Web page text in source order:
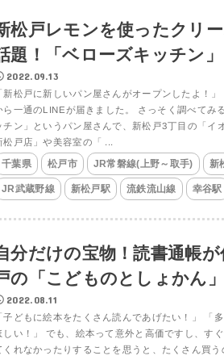
松戸レモンを使ったクリ
題！「ベローズキッチン」
2022.09.13
新松戸に新しいパン屋さんがオープンしたよ！」
ら一通のLINEが届きました。 さっそく調べてみ
チン」というパン屋さんで、新松戸3丁目の「イ
松戸店」や美容室の「 ...
千葉県 松戸市 JR常磐線(上野～取手) 新
JR武蔵野線 新松戸駅 流鉄流山線 幸谷駅
分だけの宝物！読書通帳
の「こどものとしょかん」
2022.08.11
子どもに絵本をたくさん読んであげたい！」 「
しい！」 でも、絵本って意外と高価ですし、す
くれなかったりすることを思うと、たくさん買う